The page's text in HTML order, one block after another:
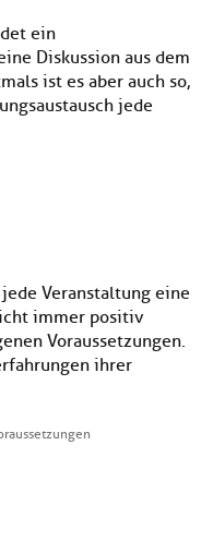
ein
Diskussion aus dem
ist es aber auch so,
jede
Veranstaltung eine
immer positiv
Voraussetzungen.
ihrer